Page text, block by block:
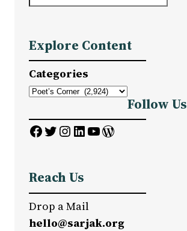
r
c
h
Explore Content
Categories
Follow Us
Facebook Twitter InstagramLinkedIn YouTube WordPress
Reach Us
Drop a Mail
hello@sarjak.org